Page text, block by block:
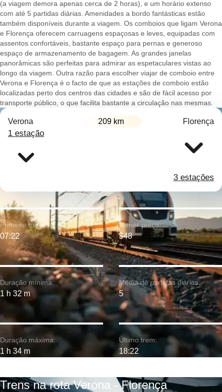
(a viagem demora apenas cerca de 2 horas), e um horário extenso
com até 5 partidas diárias. Amenidades a bordo fantásticas estão
também disponíveis durante a viagem. Os comboios que ligam Verona
e Florença oferecem carruagens espaçosas e leves, equipadas com
assentos confortáveis, bastante espaço para pernas e generoso
espaço de armazenamento de bagagem. As grandes janelas
panorâmicas são perfeitas para admirar as espetaculares vistas ao
longo da viagem. Outra razão para escolher viajar de comboio entre
Verona e Florença é o facto de que as estações de comboio estão
localizadas perto dos centros das cidades e são de fácil acesso por
transporte público, o que facilita bastante a circulação nas mesmas.
Verona 209 km Florença
1 estação
3 estações
Duração mínima:
1 h 32 m
Primeiro trem:
07:22
Duração máxima:
1 h 34 m
Menor preço:
$48
Média de partidas diárias:
5
Último trem:
18:22
Trens na rota Verona - Florença